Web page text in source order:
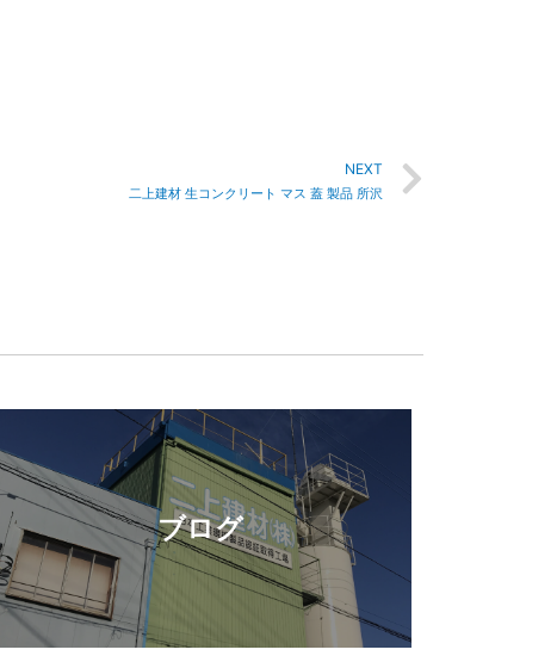
NEXT
二上建材 生コンクリート マス 蓋 製品 所沢
ブログ